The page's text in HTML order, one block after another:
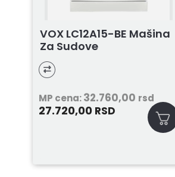
VOX LC12A15-BE Mašina
Za Sudove
MP cena:32.760,00 rsd
27.720,00 RSD